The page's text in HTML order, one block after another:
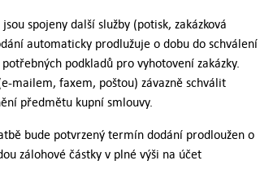
spojeny další služby (potisk, zakázková
automaticky prodlužuje o dobu do schválení
podkladů pro vyhotovení zakázky.
mailem, faxem, poštou) závazně schválit
předmětu kupní smlouvy.
bude potvrzený termín dodání prodloužen o
zálohové částky v plné výši na účet